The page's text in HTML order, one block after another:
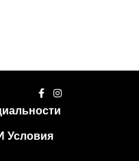
Условия